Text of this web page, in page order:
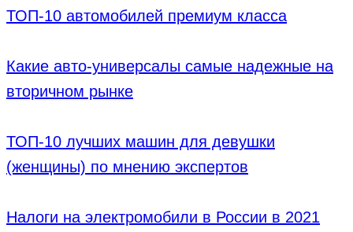
ТОП-10 автомобилей премиум класса
Какие авто-универсалы самые надежные на
вторичном рынке
ТОП-10 лучших машин для девушки
(женщины) по мнению экспертов
Налоги на электромобили в России в 2021